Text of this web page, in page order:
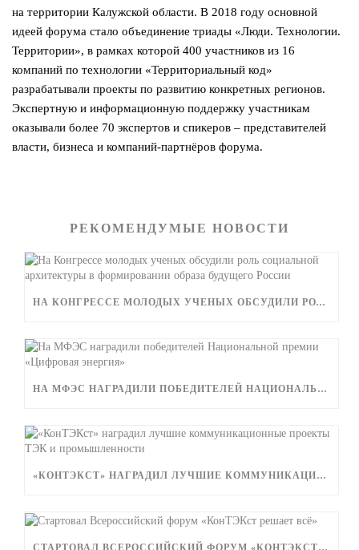
на территории Калужской области. В 2018 году основной
идеей форума стало объединение триады «Люди. Технологии.
Территории», в рамках которой 400 участников из 16
компаний по технологии «Территориальный код»
разрабатывали проекты по развитию конкретных регионов.
Экспертную и информационную поддержку участникам
оказывали более 70 экспертов и спикеров – представителей
власти, бизнеса и компаний-партнёров форума.
РЕКОМЕНДУМЫЕ НОВОСТИ
НА КОНГРЕССЕ МОЛОДЫХ УЧЕНЫХ ОБСУДИЛИ РОЛЬ СОЦИАЛЬНОЙ АРХИТЕКТУРЫ В ФОРМИРОВАНИИ ОБРАЗА БУДУЩЕГО РОССИИ
НА МФЭС НАГРАДИЛИ ПОБЕДИТЕЛЕЙ НАЦИОНАЛЬНОЙ ПРЕМИИ «ЦИФРОВАЯ ЭНЕРГИЯ»
«КОНТЭКСТ» НАГРАДИЛ ЛУЧШИЕ КОММУНИКАЦИОННЫЕ ПРОЕКТЫ ТЭК И ПРОМЫШЛЕННОСТИ